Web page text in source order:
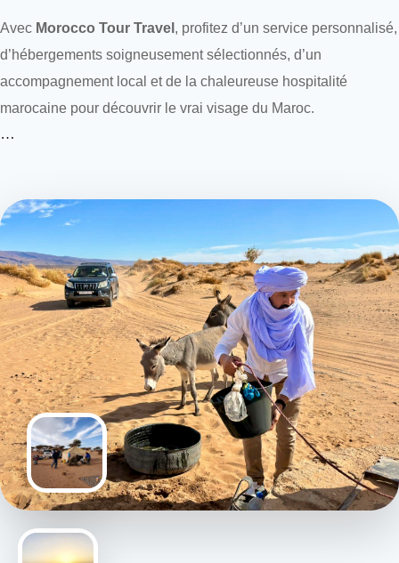
Avec Morocco Tour Travel , profitez d’un service personnalisé,
d’hébergements soigneusement sélectionnés, d’un
accompagnement local et de la chaleureuse hospitalité
marocaine pour découvrir le vrai visage du Maroc.
…